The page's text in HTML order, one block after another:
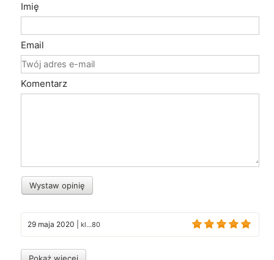
Imię
Email
Komentarz
Wystaw opinię
29 maja 2020 kl...80